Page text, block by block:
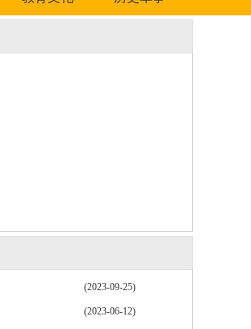
(2023-09-25)
(2023-06-12)